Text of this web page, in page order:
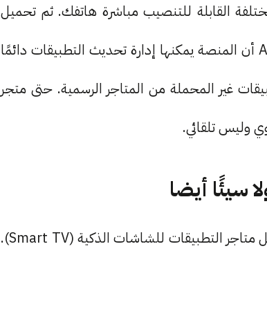
القابلة للتنصيب مباشرة هاتفك. ثم تحميل
ملف APK تنصيب التطبيق على جهازك. الجميل في APKPure أن المنصة يمكنها إدارة تحديث التطبيقات دائمًا
غير المحملة من المتاجر الرسمية. حتى متجر
لا يمكننا استثناء متجر Google Play Store من خيارات أفضل متاجر التطبيقات للشاشات الذكية (Smart TV).